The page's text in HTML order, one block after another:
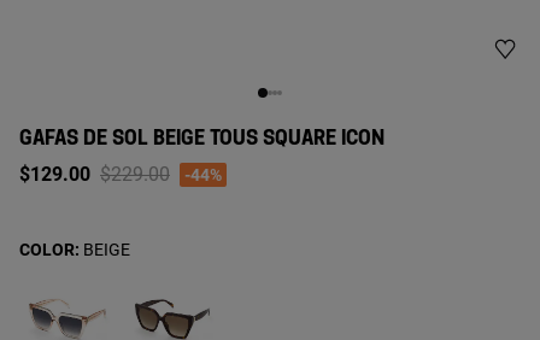
GAFAS DE SOL BEIGE TOUS SQUARE ICON
$129.00 Price reduced from
$229.00to-44%
COLOR: BEIGE